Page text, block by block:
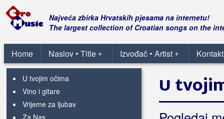
Najveća zbirka Hrvatskih pjesama na internetu!
The largest collection of Croatian songs on the
Home +
Naslov • Title +
Izvođač • Artist
Tako je Stipa volio Anu
Ti si čovjek moj
U kraju mome
U ranu zoru
U tvojim očima
Vino i gitare
Vrijeme za ljubav
Za Nas
U